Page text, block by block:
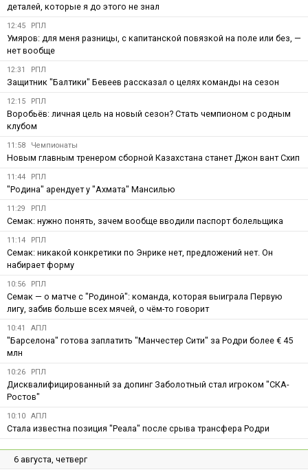
деталей, которые я до этого не знал
12:45 РПЛ
Умяров: для меня разницы, с капитанской повязкой на поле или без, —
нет вообще
12:31 РПЛ
Защитник "Балтики" Бевеев рассказал о целях команды на сезон
12:15 РПЛ
Воробьёв: личная цель на новый сезон? Стать чемпионом с родным
клубом
11:58 Чемпионаты
Новым главным тренером сборной Казахстана станет Джон вант Схип
11:44 РПЛ
"Родина" арендует у "Ахмата" Мансилью
11:29 РПЛ
Семак: нужно понять, зачем вообще вводили паспорт болельщика
11:14 РПЛ
Семак: никакой конкретики по Энрике нет, предложений нет. Он
набирает форму
10:56 РПЛ
Семак — о матче с "Родиной": команда, которая выиграла Первую
лигу, забив больше всех мячей, о чём-то говорит
10:41 АПЛ
"Барселона" готова заплатить "Манчестер Сити" за Родри более € 45
млн
10:26 РПЛ
Дисквалифицированный за допинг Заболотный стал игроком "СКА-
Ростов"
10:10 АПЛ
Стала известна позиция "Реала" после срыва трансфера Родри
6 августа, четверг